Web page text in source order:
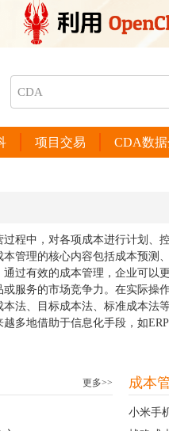
项目交易 CDA数
程中，对各项成本进行计划、
管理的核心内容包括成本预测
过有效的成本管理，企业可以
服务的市场竞争力。在实际操
法、目标成本法、标准成本法
多地借助于信息化手段，如
更多>> 成本
小米手